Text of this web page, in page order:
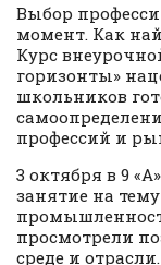
Выбор
момент. Как
Курс
горизонты»
школьников
профессий и
3 октября в 9
занятие на
просмотрели
среде и